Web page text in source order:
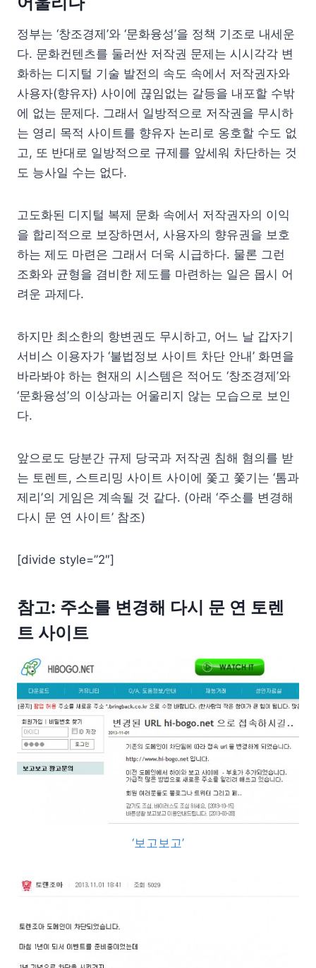
정부는 ‘창조경제’와 ‘문화융성’을 정책 기조로 내세운
다. 문화컨텐츠를 둘러싼 저작권 문제는 시시각각 변
화하는 디지털 기술 발전의 속도 속에서 저작권자와
사용자(향유자) 사이에 끊임없는 갈등을 내포할 수밖
에 없는 문제다. 그래서 일방적으로 저작권을 무시하
는 영리 목적 사이트를 향유자 논리로 옹호할 수도 없
고, 또 반대로 일방적으로 규제를 앞세워 차단하는 것
도 능사일 수는 없다.
고도화된 디지털 복제 문화 속에서 저작권자의 이익
을 합리적으로 보장하면서, 사용자의 향유권을 보호
하는 제도 마련은 그래서 더욱 시급하다. 물론 그런
조화와 균형을 겸비한 제도를 마련하는 일은 몹시 어
려운 과제다.
하지만 최소한의 항변권도 무시하고, 어느 날 갑자기
서비스 이용자가 ‘불법정보 사이트 차단 안내’ 화면을
바라봐야 하는 현재의 시스템은 적어도 ‘창조경제’와
‘문화융성’의 이상과는 어울리지 않는 모습으로 보인
다.
앞으로도 당분간 규제 당국과 저작권 침해 혐의를 받
는 토렌트, 스트리밍 사이트 사이에 쫓고 쫓기는 ‘톰과
제리’의 게임은 계속될 것 같다. (아래 ‘주소를 변경해
다시 문 연 사이트’ 참조)
[divide style=”2″]
참고: 주소를 변경해 다시 문 연 토렌
트 사이트
‘보고보고’